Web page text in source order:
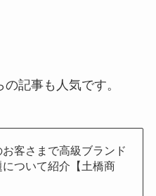
記事も人気です。
お客さまで高級ブランド
ついて紹介【土橋商